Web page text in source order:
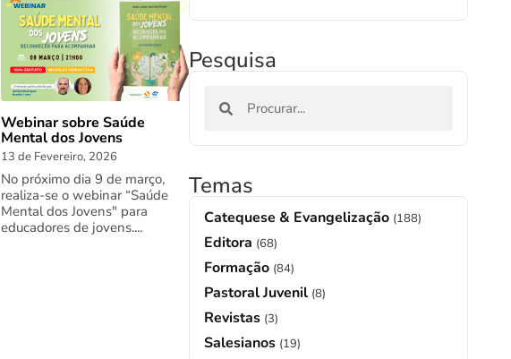
Webinar sobre Saúde
Mental dos Jovens
13 de Fevereiro, 2026
No próximo dia 9 de março,
realiza-se o webinar “Saúde
Mental dos Jovens" para
educadores de jovens....
Pesquisa
Temas
Catequese & Evangelização (188)
Editora (68)
Formação (84)
Pastoral Juvenil (8)
Revistas (3)
Salesianos (19)